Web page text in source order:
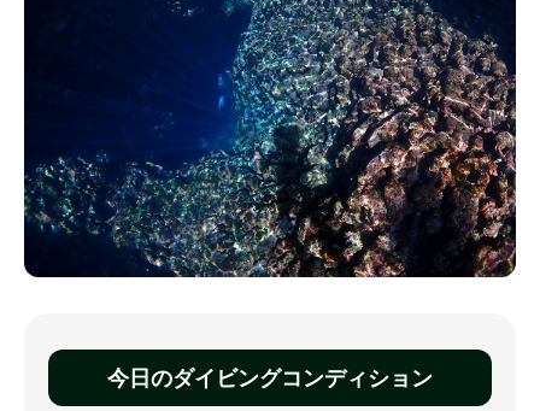
今日のダイビングコンディション